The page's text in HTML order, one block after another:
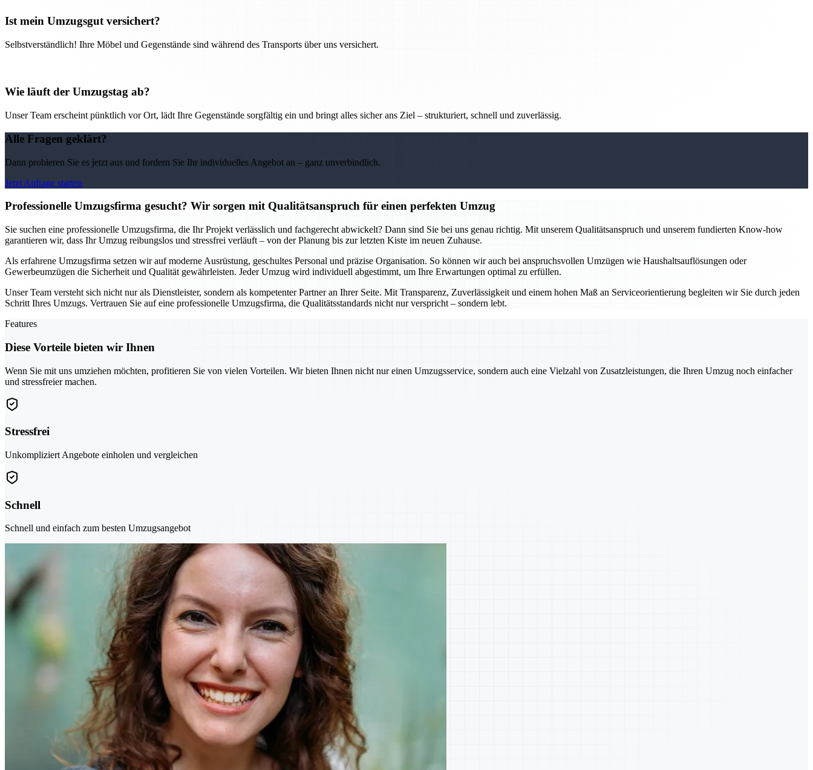
Ist mein Umzugsgut versichert?
Selbstverständlich! Ihre Möbel und Gegenstände sind während des Transports über uns versichert.
Wie läuft der Umzugstag ab?
Unser Team erscheint pünktlich vor Ort, lädt Ihre Gegenstände sorgfältig ein und bringt alles sicher ans Ziel – strukturiert, schnell und zuverlässig.
Alle Fragen geklärt?
Dann probieren Sie es jetzt aus und fordern Sie Ihr individuelles Angebot an – ganz unverbindlich.
Jetzt Anfrage starten
Professionelle Umzugsfirma gesucht? Wir sorgen mit Qualitätsanspruch für einen perfekten Umzug
Sie suchen eine professionelle Umzugsfirma, die Ihr Projekt verlässlich und fachgerecht abwickelt? Dann sind Sie bei uns genau richtig. Mit unserem Qualitätsanspruch und unserem fundierten Know-how
garantieren wir, dass Ihr Umzug reibungslos und stressfrei verläuft – von der Planung bis zur letzten Kiste im neuen Zuhause.
Als erfahrene Umzugsfirma setzen wir auf moderne Ausrüstung, geschultes Personal und präzise Organisation. So können wir auch bei anspruchsvollen Umzügen wie Haushaltsauflösungen oder
Gewerbeumzügen die Sicherheit und Qualität gewährleisten. Jeder Umzug wird individuell abgestimmt, um Ihre Erwartungen optimal zu erfüllen.
Unser Team versteht sich nicht nur als Dienstleister, sondern als kompetenter Partner an Ihrer Seite. Mit Transparenz, Zuverlässigkeit und einem hohen Maß an Serviceorientierung begleiten wir Sie durch jeden
Schritt Ihres Umzugs. Vertrauen Sie auf eine professionelle Umzugsfirma, die Qualitätsstandards nicht nur verspricht – sondern lebt.
Features
Diese Vorteile bieten wir Ihnen
Wenn Sie mit uns umziehen möchten, profitieren Sie von vielen Vorteilen. Wir bieten Ihnen nicht nur einen Umzugsservice, sondern auch eine Vielzahl von Zusatzleistungen, die Ihren Umzug noch einfacher
und stressfreier machen.
Stressfrei
Unkompliziert Angebote einholen und vergleichen
Schnell
Schnell und einfach zum besten Umzugsangebot